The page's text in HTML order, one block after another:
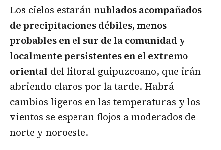
Los cielos estaránnublados acompañados
de precipitaciones débiles, menos
probables en el sur de la comunidad y
localmente persistentes en el extremo
oriental del litoral guipuzcoano, que irán
abriendo claros por la tarde. Habrá
cambios ligeros en las temperaturas y los
vientos se esperan flojos a moderados de
norte y noroeste.